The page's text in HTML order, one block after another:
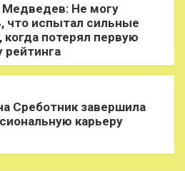
Не могу
что испытал сильные
когда потерял первую
рейтинга
Среботник завершила
карьеру